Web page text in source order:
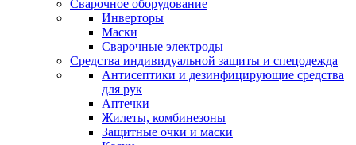
Сварочное оборудование
Инверторы
Маски
Сварочные электроды
Средства индивидуальной защиты и спецодежда
Антисептики и дезинфицирующие средства
для рук
Аптечки
Жилеты, комбинезоны
Защитные очки и маски